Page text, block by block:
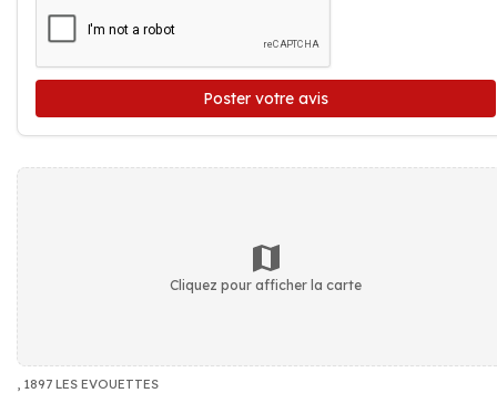
Poster votre avis
Cliquez pour afficher la carte
, 1897 LES EVOUETTES